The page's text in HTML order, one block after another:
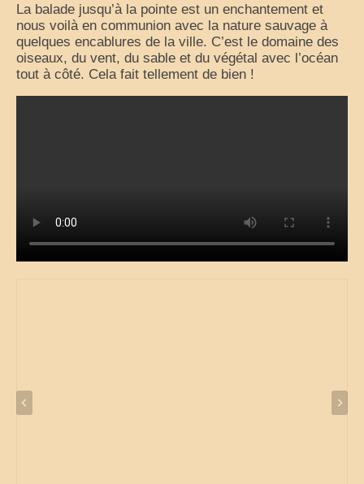
La balade jusqu’à la pointe est un enchantement et
nous voilà en communion avec la nature sauvage à
quelques encablures de la ville. C’est le domaine des
oiseaux, du vent, du sable et du végétal avec l’océan
tout à côté. Cela fait tellement de bien !